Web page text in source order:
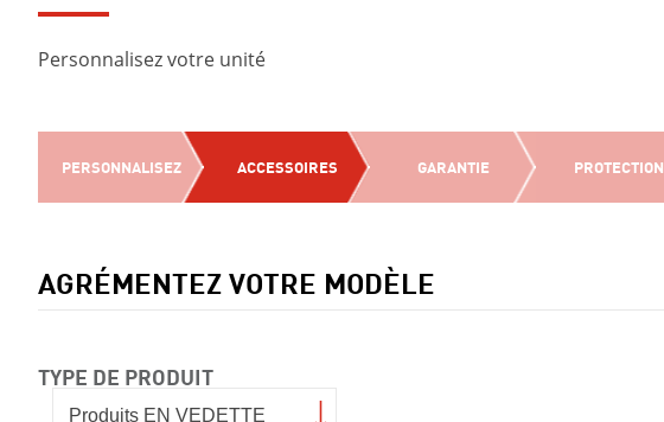
Personnalisez votre unité
PERSONNALISEZ ACCESSOIRES GARANTIE PROTECTION
AGRÉMENTEZ VOTRE MODÈLE
TYPE DE PRODUIT